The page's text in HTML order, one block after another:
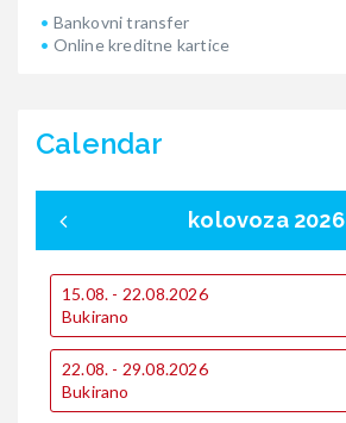
Bankovni transfer
Online kreditne kartice
Calendar
kolovoza 2026
15.08. - 22.08.2026
Bukirano
22.08. - 29.08.2026
Bukirano